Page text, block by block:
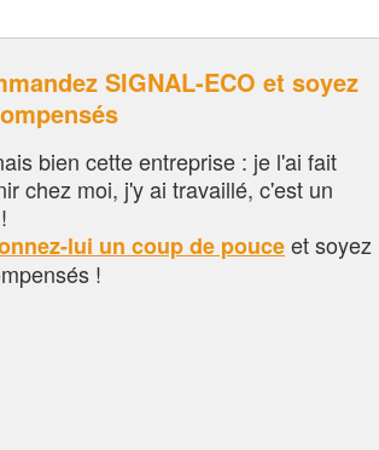
SIGNAL-ECO et soyez
bien cette entreprise : je l'ai fait
chez moi, j'y ai travaillé, c'est un
lui un coup de pouceet soyez
!